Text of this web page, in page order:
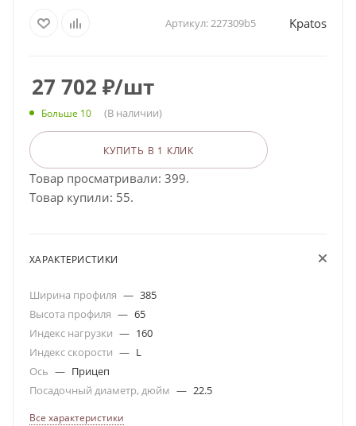
Артикул:227309b5 Kpatos
27 702 ₽/шт
Больше 10 (В наличии)
КУПИТЬ В 1 КЛИК
Товар просматривали: 399.
Товар купили: 55.
ХАРАКТЕРИСТИКИ
Ширина профиля — 385
Высота профиля — 65
Индекс нагрузки — 160
Индекс скорости — L
Ось — Прицеп
Посадочный диаметр, дюйм — 22.5
Все характеристики